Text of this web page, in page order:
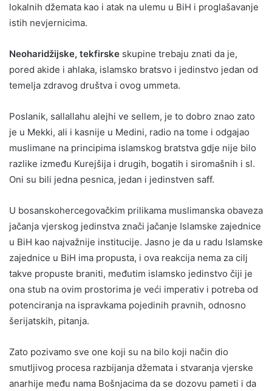
lokalnih džemata kao i atak na ulemu u BiH i proglašavanje
istih nevjernicima.
Neoharidžijske, tekfirske skupine trebaju znati da je,
pored akide i ahlaka, islamsko bratsvo i jedinstvo jedan od
temelja zdravog društva i ovog ummeta.
Poslanik, sallallahu alejhi ve sellem, je to dobro znao zato
je u Mekki, ali i kasnije u Medini, radio na tome i odgajao
muslimane na principima islamskog bratstva gdje nije bilo
razlike između Kurejšija i drugih, bogatih i siromašnih i sl.
Oni su bili jedna pesnica, jedan i jedinstven saff.
U bosanskohercegovačkim prilikama muslimanska obaveza
jačanja vjerskog jedinstva znači jačanje Islamske zajednice
u BiH kao najvažnije institucije. Jasno je da u radu Islamske
zajednice u BiH ima propusta, i ova reakcija nema za cilj
takve propuste braniti, međutim islamsko jedinstvo čiji je
ona stub na ovim prostorima je veći imperativ i potreba od
potenciranja na ispravkama pojedinih pravnih, odnosno
šerijatskih, pitanja.
Zato pozivamo sve one koji su na bilo koji način dio
smutljivog procesa razbijanja džemata i stvaranja vjerske
anarhije među nama Bošnjacima da se dozovu pameti i da